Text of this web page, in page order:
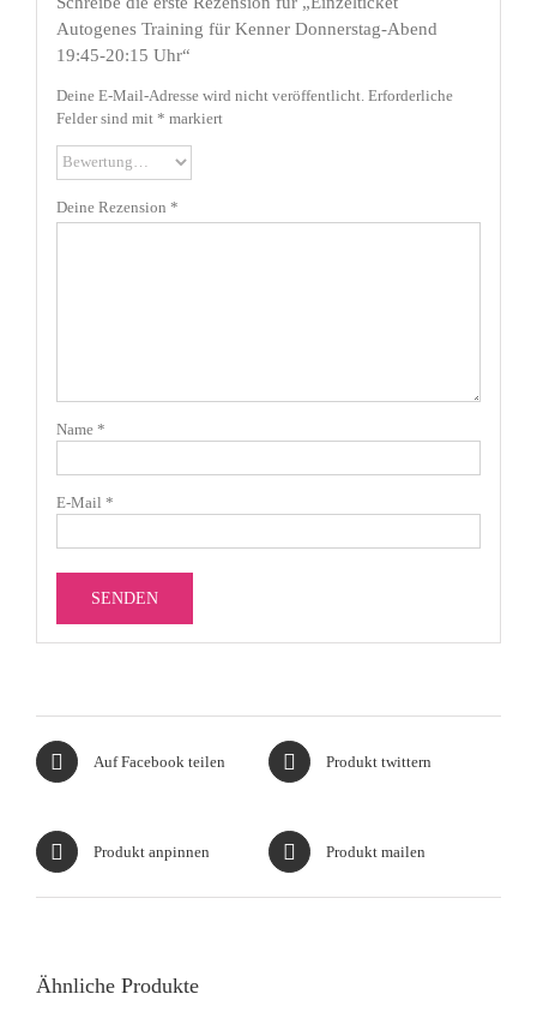
Autogenes Training für Kenner Donnerstag-Abend
19:45-20:15 Uhr“
Deine E-Mail-Adresse wird nicht veröffentlicht. Erforderliche
Felder sind mit * markiert
Deine Rezension *
Name *
E-Mail *
Auf Facebook teilen Produkt twittern
Produkt anpinnen Produkt mailen
Ähnliche Produkte